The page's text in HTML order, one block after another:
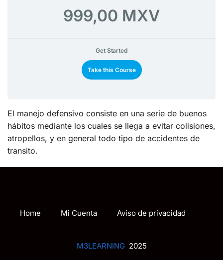
999,00 MXV
Get Started
Take this Course
El manejo defensivo consiste en una serie de buenos
hábitos mediante los cuales se llega a evitar colisiones,
atropellos, y en general todo tipo de accidentes de
transito.
Home Mi Cuenta Aviso de privacidad
M3LEARNING2025